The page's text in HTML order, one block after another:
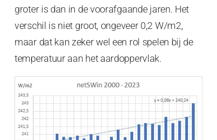
groter is dan in de voorafgaande jaren. Het
verschil is niet groot, ongeveer 0,2 W/m2,
maar dat kan zeker wel een rol spelen bij de
temperatuur aan het aardoppervlak.